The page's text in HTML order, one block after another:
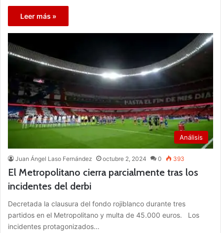
Leer más »
Análisis
Juan Ángel Laso Fernández octubre 2, 2024 0 393
El Metropolitano cierra parcialmente tras los
incidentes del derbi
Decretada la clausura del fondo rojiblanco durante tres
partidos en el Metropolitano y multa de 45.000 euros. Los
incidentes protagonizados…